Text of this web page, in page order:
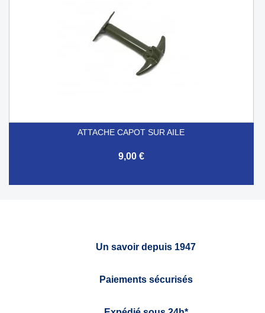
ATTACHE CAPOT SUR AILE
9,00 €
Un savoir depuis 1947
Paiements sécurisés